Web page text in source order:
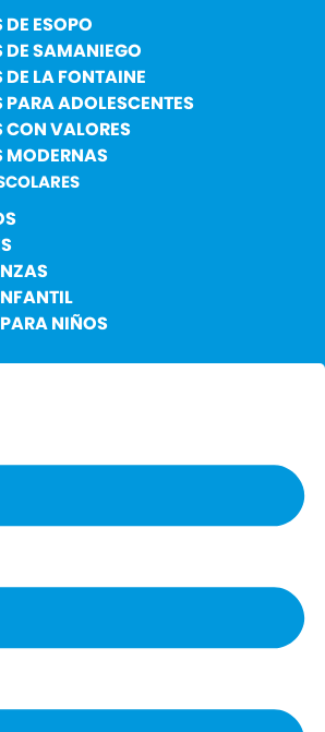
ESOPO
DE SAMANIEGO
DE LA FONTAINE
PARA ADOLESCENTES
CON VALORES
MODERNAS
NIÑOS